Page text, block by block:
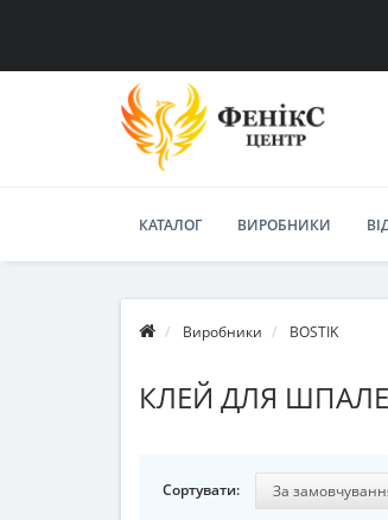
КАТАЛОГ ВИРОБНИКИ
Виробники BOSTIK
КЛЕЙ ДЛЯ
Сортувати: